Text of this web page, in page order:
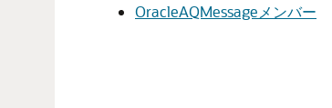
OracleAQMessageメンバー